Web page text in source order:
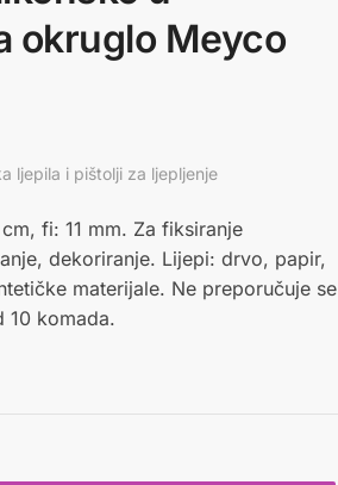
okruglo Meyco
ljepila i pištolji za ljepljenje
fi: 11 mm. Za fiksiranje
dekoriranje. Lijepi: drvo, papir,
materijale. Ne preporučuje se
10 komada.